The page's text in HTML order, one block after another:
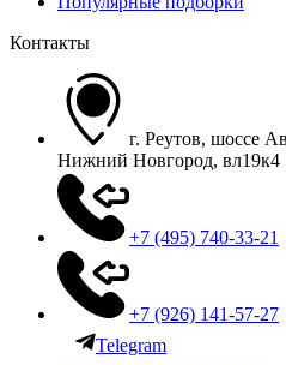
Контакты
г. Реутов, шоссе
Нижний Новгород, вл19к4
+7 (495) 740-33-21
+7 (926) 141-57-27
Telegram